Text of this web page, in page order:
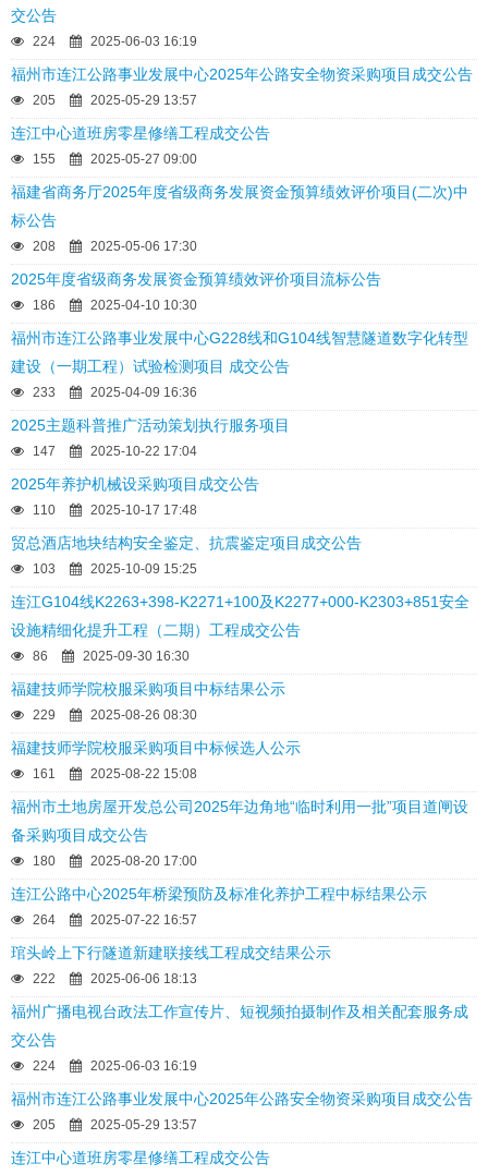
交公告
224 2025-06-03 16:19
福州市连江公路事业发展中心2025年公路安全物资采购项目成交公告
205 2025-05-29 13:57
连江中心道班房零星修缮工程成交公告
155 2025-05-27 09:00
福建省商务厅2025年度省级商务发展资金预算绩效评价项目(二次)中
标公告
208 2025-05-06 17:30
2025年度省级商务发展资金预算绩效评价项目流标公告
186 2025-04-10 10:30
福州市连江公路事业发展中心G228线和G104线智慧隧道数字化转型
建设（一期工程）试验检测项目 成交公告
233 2025-04-09 16:36
2025主题科普推广活动策划执行服务项目
147 2025-10-22 17:04
2025年养护机械设采购项目成交公告
110 2025-10-17 17:48
贸总酒店地块结构安全鉴定、抗震鉴定项目成交公告
103 2025-10-09 15:25
连江G104线K2263+398-K2271+100及K2277+000-K2303+851安全
设施精细化提升工程（二期）工程成交公告
86 2025-09-30 16:30
福建技师学院校服采购项目中标结果公示
229 2025-08-26 08:30
福建技师学院校服采购项目中标候选人公示
161 2025-08-22 15:08
福州市土地房屋开发总公司2025年边角地“临时利用一批”项目道闸设
备采购项目成交公告
180 2025-08-20 17:00
连江公路中心2025年桥梁预防及标准化养护工程中标结果公示
264 2025-07-22 16:57
琯头岭上下行隧道新建联接线工程成交结果公示
222 2025-06-06 18:13
福州广播电视台政法工作宣传片、短视频拍摄制作及相关配套服务成
交公告
224 2025-06-03 16:19
福州市连江公路事业发展中心2025年公路安全物资采购项目成交公告
205 2025-05-29 13:57
连江中心道班房零星修缮工程成交公告